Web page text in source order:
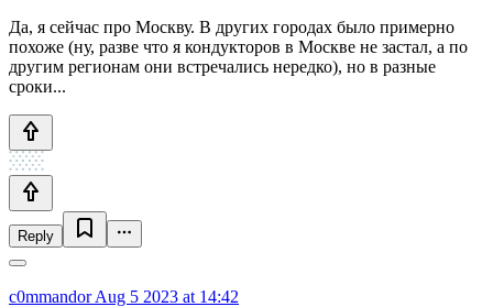
Да, я сейчас про Москву. В других городах было примерно
похоже (ну, разве что я кондукторов в Москве не застал, а по
другим регионам они встречались нередко), но в разные
сроки...
Reply
c0mmandorAug 5 2023 at 14:42